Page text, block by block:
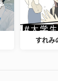
すれみ